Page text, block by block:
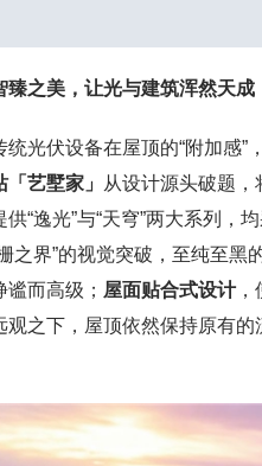
臻之美，让光与建筑浑然天成
统光伏设备在屋顶的“附加感”
「艺墅家」
从设计源头破题
供“逸光”与“天穹”两大系列，
之界”的视觉突破，至纯至
谧而高级； 屋面贴合式设计，
观之下，屋顶依然保持原有